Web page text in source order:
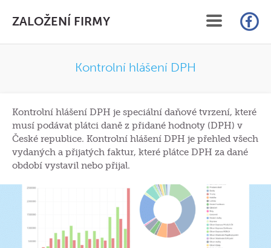
ZALOŽENÍ FIRMY
CENÍK
FAQ
KONTAKT
ON-LINE ZALOŽENÍ S.R.O.
Kontrolní hlášení DPH
Kontrolní hlášení DPH je speciální daňové tvrzení, které
musí podávat plátci daně z přidané hodnoty (DPH) v
České republice. Kontrolní hlášení DPH je přehled všech
vydaných a přijatých faktur, které plátce DPH za dané
období vystavil nebo přijal.